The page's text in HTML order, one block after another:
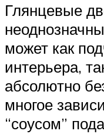
Глянцевые
может как
интерьера,
абсолютно
многое
“соусом”